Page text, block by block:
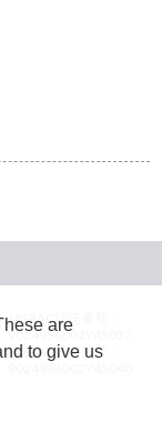
JASRAC許諾番号：
9024936001Y45037
JASRAC許諾番号：
are
to give us